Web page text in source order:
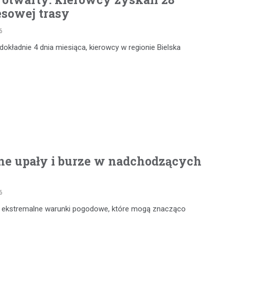
trasy
4 dnia miesiąca, kierowcy w regionie Bielska
upały i burze w nadchodzących
warunki pogodowe, które mogą znacząco